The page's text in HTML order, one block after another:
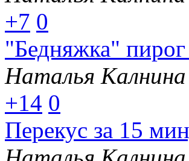
+7 0
"Бедняжка"
Наталья Калнина
+14 0
Перекус за 15